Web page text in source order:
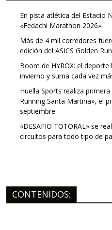
En pista atlética del Estadio
«Fedachi Marathon 2026»
Más de 4 mil corredores
edición del ASICS Golden Run
Boom de HYROX: el
invierno y suma cada vez
Huella Sports realiza
Running Santa Martina», el
septiembre
«DESAFIO TOTORAL» se
circuitos para todo tipo de
CONTENIDOS: